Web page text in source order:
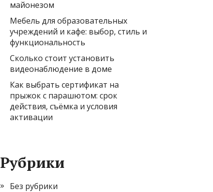
майонезом
Мебель для образовательных
учреждений и кафе: выбор, стиль и
функциональность
Сколько стоит установить
видеонаблюдение в доме
Как выбрать сертификат на
прыжок с парашютом: срок
действия, съёмка и условия
активации
Рубрики
Без рубрики